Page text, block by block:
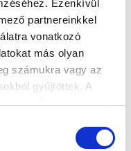
Ezenkívül
partnereinkkel
vonatkozó
más olyan
számukra vagy az
gyűjtöttek. A
Ön hozzájárul a
tájékoztatót!